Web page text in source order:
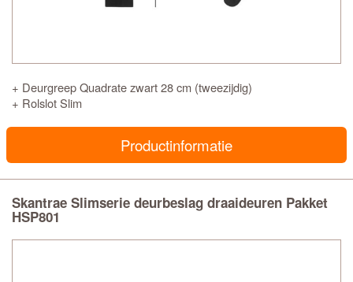
+ Deurgreep Quadrate zwart 28 cm (tweezijdig)
+ Rolslot Slim
Productinformatie
Skantrae Slimserie deurbeslag draaideuren Pakket
HSP801